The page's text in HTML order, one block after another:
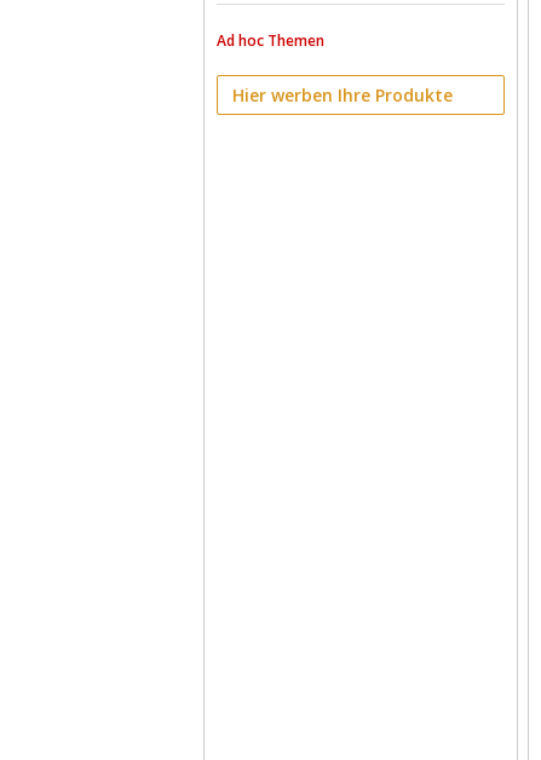
Ad hoc Themen
Hier werben Ihre Produkte